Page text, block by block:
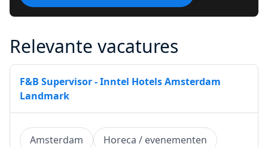
Relevante vacatures
F&B Supervisor - Inntel Hotels Amsterdam
Landmark
Amsterdam
Horeca / evenementen